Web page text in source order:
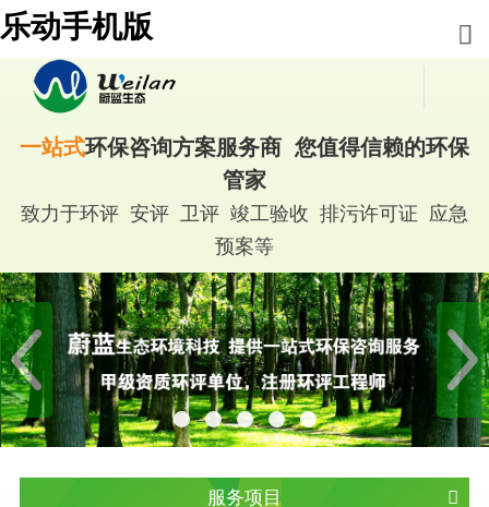
乐动手机版
一站式环保咨询方案服务商 您值得信赖的环保
管家
致力于环评 安评 卫评 竣工验收 排污许可证 应急
预案等
服务项目